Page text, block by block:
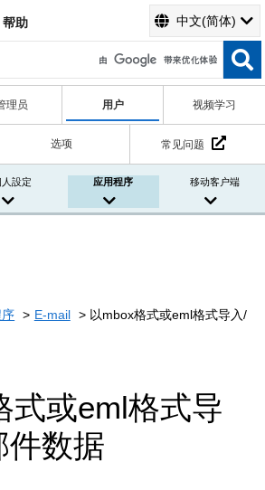
助 中文(简体)
理员 用户 视频学习
选项 常见问题
人設定 应用程序 移动客户端
E-mail
以mbox格式或eml格式导入/
式或eml格式导
件数据